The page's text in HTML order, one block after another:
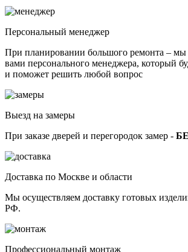
Персональный менеджер
При планировании большого ремонта – мы
вами персонального менеджера, который
и поможет решить любой вопрос
Выезд на замеры
При заказе дверей и перегородок замер -
Доставка по Москве и области
Мы осуществляем доставку готовых
РФ.
Профессиональный монтаж